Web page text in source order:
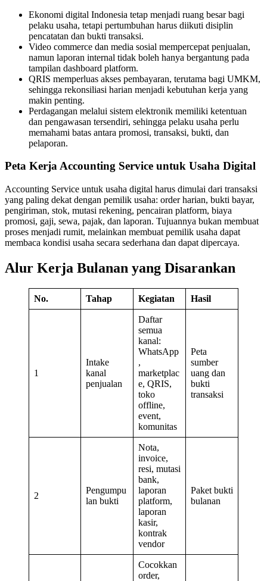
Ekonomi digital Indonesia tetap menjadi ruang besar bagi
pelaku usaha, tetapi pertumbuhan harus diikuti disiplin
pencatatan dan bukti transaksi.
Video commerce dan media sosial mempercepat penjualan,
namun laporan internal tidak boleh hanya bergantung pada
tampilan dashboard platform.
QRIS memperluas akses pembayaran, terutama bagi UMKM,
sehingga rekonsiliasi harian menjadi kebutuhan kerja yang
makin penting.
Perdagangan melalui sistem elektronik memiliki ketentuan
dan pengawasan tersendiri, sehingga pelaku usaha perlu
memahami batas antara promosi, transaksi, bukti, dan
pelaporan.
Peta Kerja Accounting Service untuk Usaha Digital
Accounting Service untuk usaha digital harus dimulai dari transaksi
yang paling dekat dengan pemilik usaha: order harian, bukti bayar,
pengiriman, stok, mutasi rekening, pencairan platform, biaya
promosi, gaji, sewa, pajak, dan laporan. Tujuannya bukan membuat
proses menjadi rumit, melainkan membuat pemilik usaha dapat
membaca kondisi usaha secara sederhana dan dapat dipercaya.
Alur Kerja Bulanan yang Disarankan
No. Tahap Kegiatan Hasil
1
Intake
kanal
penjualan
Daftar
semua
kanal:
WhatsApp
,
marketplac
e, QRIS,
toko
offline,
event,
komunitas
Peta
sumber
uang dan
bukti
transaksi
2
Pengumpu
lan bukti
Nota,
invoice,
resi, mutasi
bank,
laporan
platform,
laporan
kasir,
kontrak
vendor
Paket bukti
bulanan
Cocokkan
order,